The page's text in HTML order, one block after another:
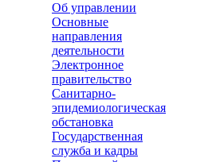
Об управлении
Основные
направления
деятельности
Электронное
правительство
Санитарно-
эпидемиологическая
обстановка
Государственная
служба и кадры